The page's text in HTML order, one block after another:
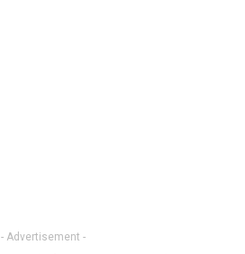
- Advertisement -